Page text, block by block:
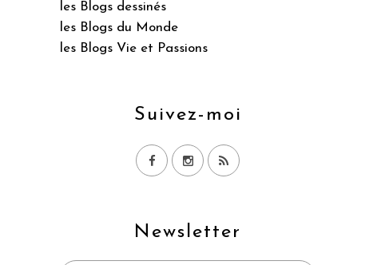
Newsletter
les Blogs dessinés
les Blogs du Monde
les Blogs Vie et Passions
Suivez-moi